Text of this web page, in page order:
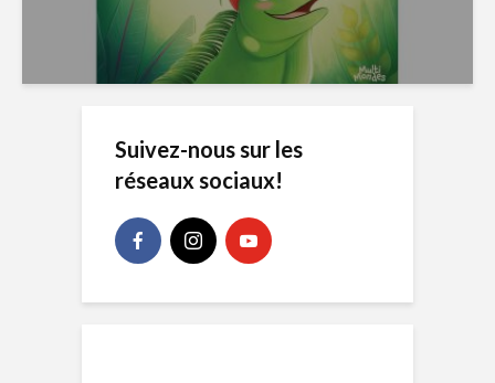
Suivez-nous sur les
réseaux sociaux!